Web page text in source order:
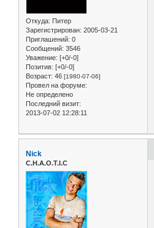
Откуда: Питер
Зарегистрирован: 2005-03-21
Приглашений: 0
Сообщений: 3546
Уважение: [+0/-0]
Позитив: [+0/-0]
Возраст: 46 [1980-07-06]
Провел на форуме:
Не определено
Последний визит:
2013-07-02 12:28:11
Nick
C.H.A.O.T.I.C